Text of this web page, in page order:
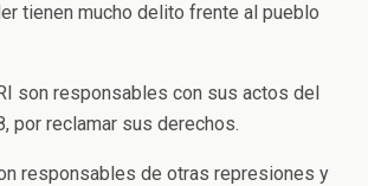
tienen mucho delito frente al pueblo
son responsables con sus actos del
por reclamar sus derechos.
responsables de otras represiones y